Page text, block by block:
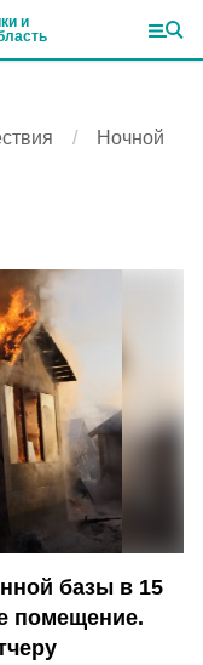
и
Ночной
базы в 15
помещение.